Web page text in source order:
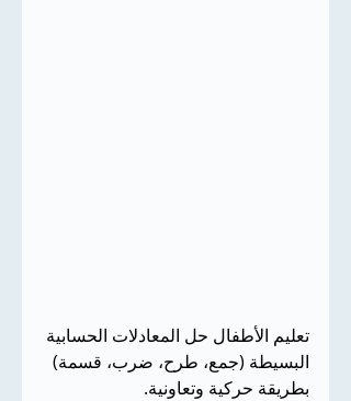
تعليم الأطفال حل المعادلات الحسابية
البسيطة (جمع، طرح، ضرب، قسمة)
بطريقة حركية وتعاونية.